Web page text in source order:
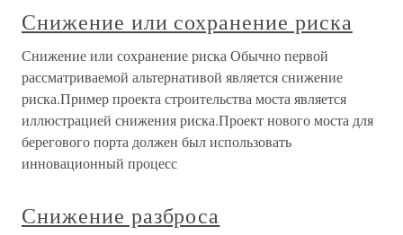
Снижение или сохранение риска
Снижение или сохранение риска Обычно первой
рассматриваемой альтернативой является снижение
риска.Пример проекта строительства моста является
иллюстрацией снижения риска.Проект нового моста для
берегового порта должен был использовать
инновационный процесс
Снижение разброса